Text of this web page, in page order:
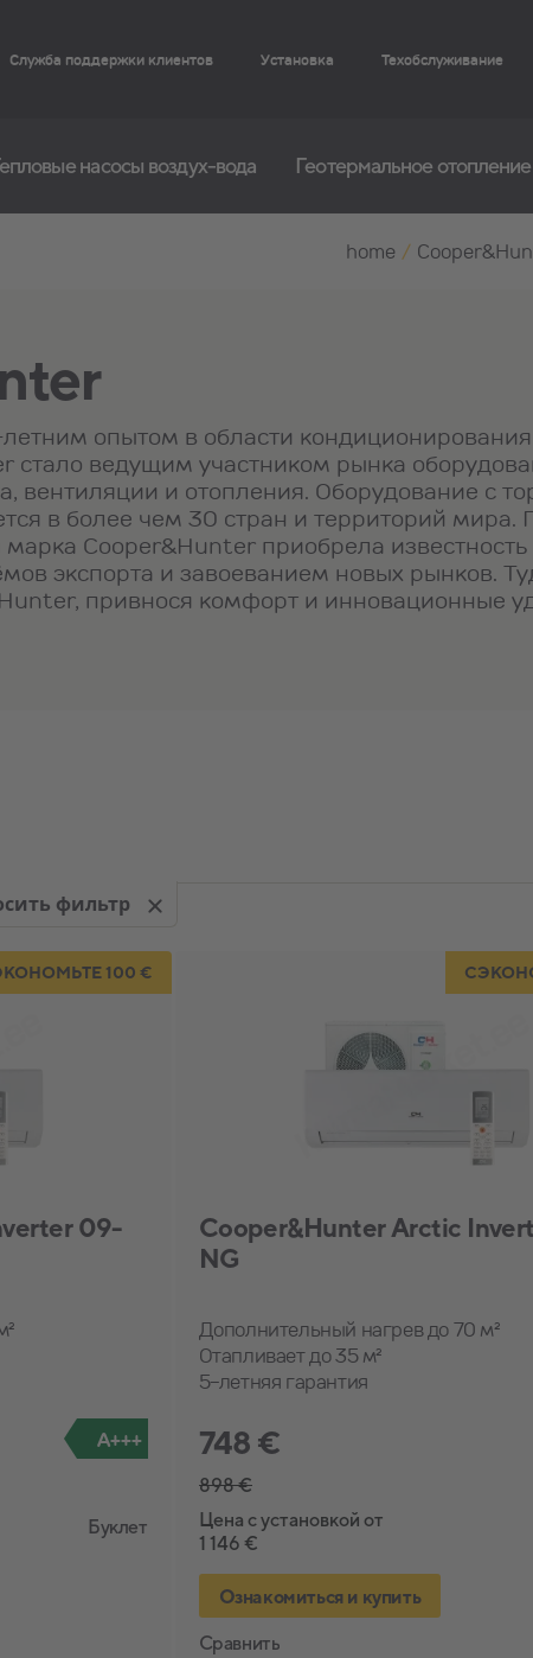
Служба поддержки клиентов Установка Техобслуживание
насосы воздух-вода Геотермальное отопление
home /
опытом в области кондиционирования
стало ведущим участником рынка
вентиляции и отопления. Оборудование с
в более чем 30 стран и территорий мира.
Cooper&Hunter приобрела известность
экспорта и завоеванием новых рынков.
привнося комфорт и инновационные
фильтр
100 €
09-
A+++
Буклет
Cooper&Hunter Arctic
NG
Дополнительный нагрев до 70 м²
Отапливает до 35 м²
5-летняя гарантия
748 €
898 €
Цена с установкой от
1 146 €
Ознакомиться и купить
Сравнить